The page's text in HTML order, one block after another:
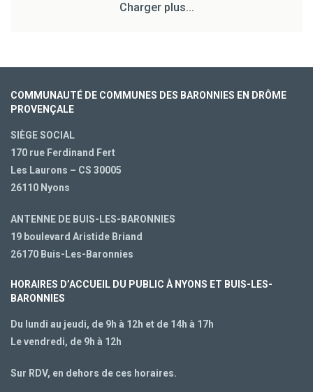
Charger plus...
COMMUNAUTÉ DE COMMUNES DES BARONNIES EN DRÔME
PROVENÇALE
SIÈGE SOCIAL
170 rue Ferdinand Fert
Les Laurons – CS 30005
26110 Nyons
ANTENNE DE BUIS-LES-BARONNIES
19 boulevard Aristide Briand
26170 Buis-Les-Baronnies
HORAIRES D’ACCUEIL DU PUBLIC À NYONS ET BUIS-LES-
BARONNIES
Du lundi au jeudi, de 9h à 12h et de 14h à 17h
Le vendredi, de 9h à 12h
Sur RDV, en dehors de ces horaires.